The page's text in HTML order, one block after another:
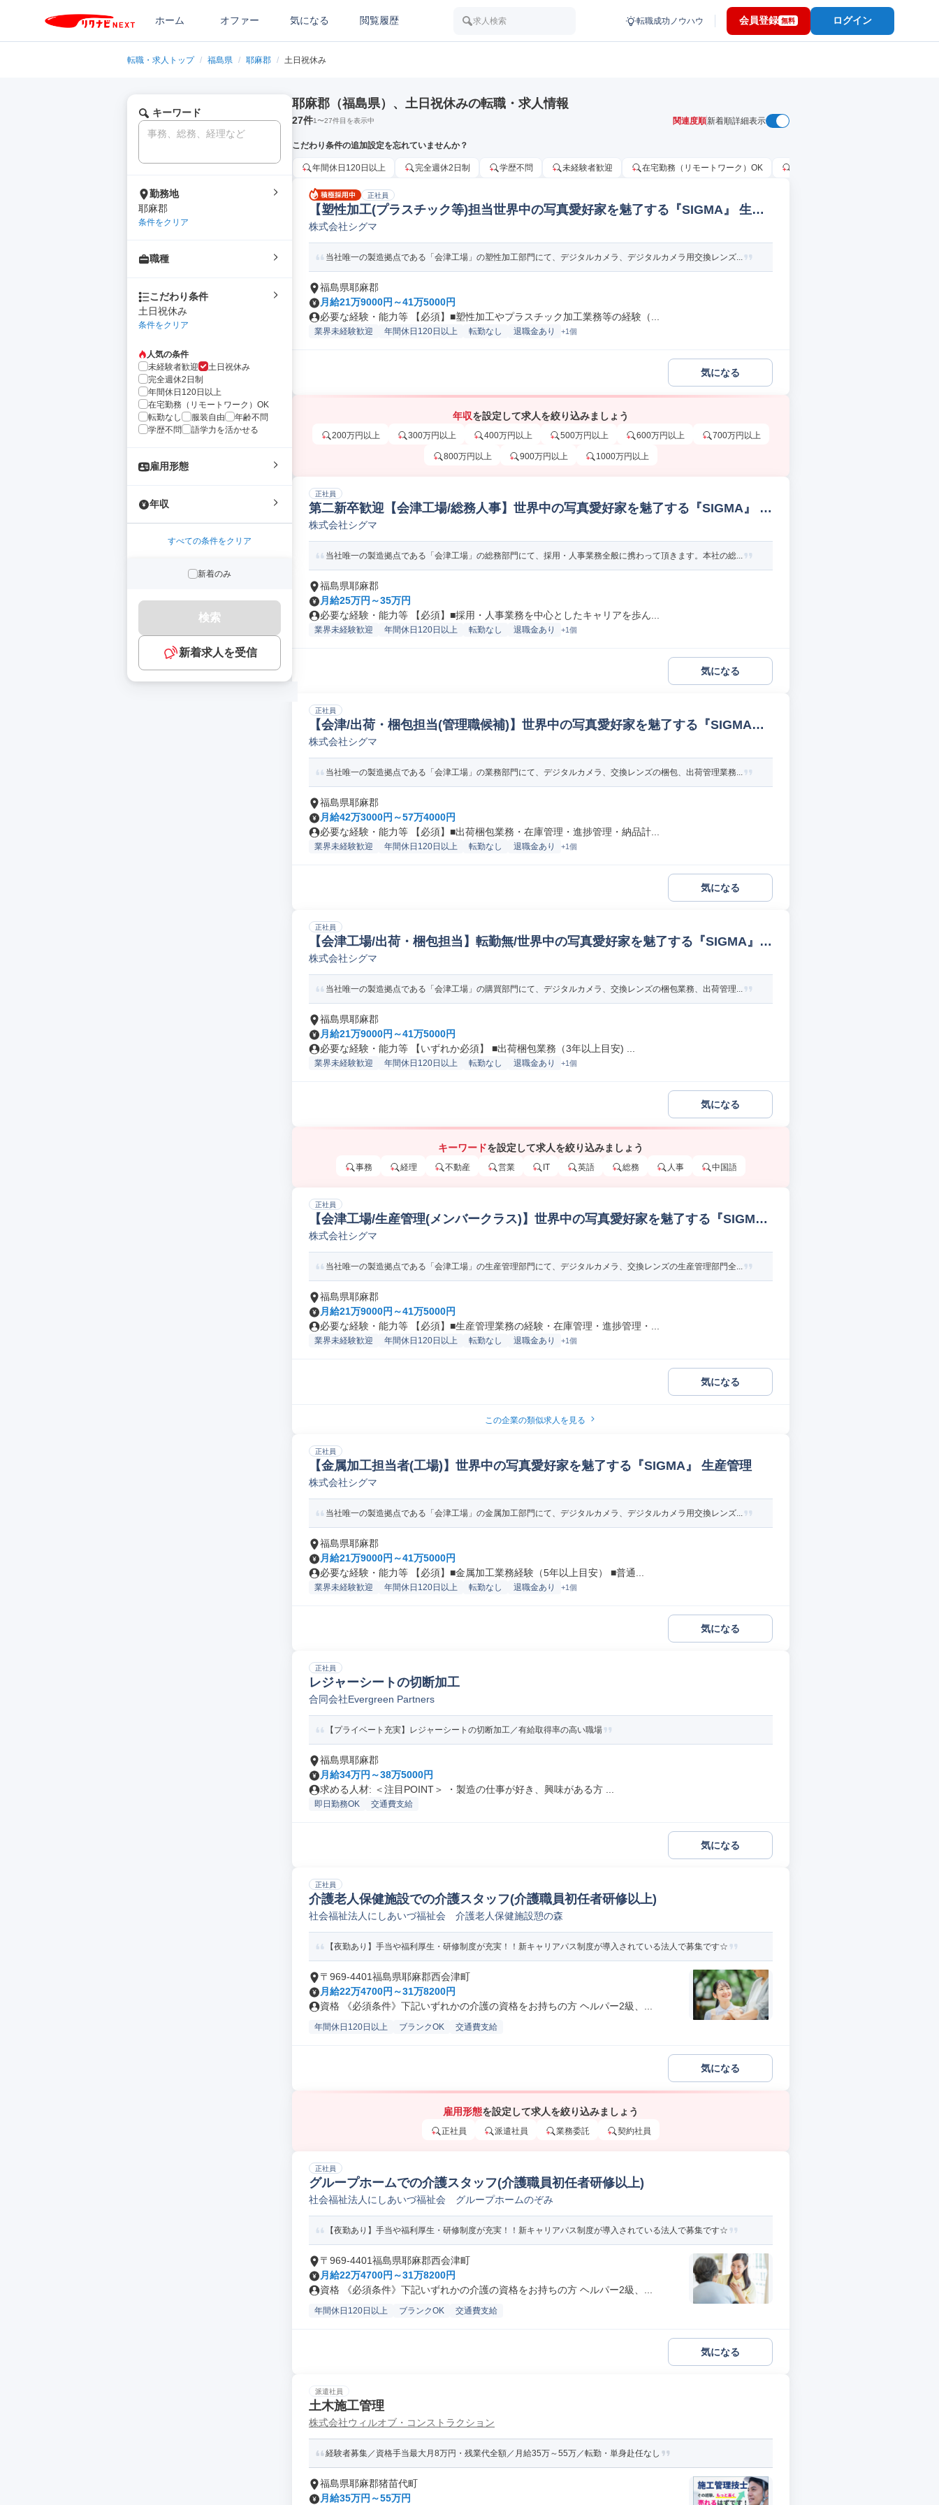
ホーム オファー 気になる 閲覧履歴 求人検索 転職成功ノウハウ 会員登録 無料 ログイン
転職・求人トップ / 福島県 / 耶麻郡 / 土日祝休み
キーワード
勤務地
耶麻郡
条件をクリア
職種
こだわり条件
土日祝休み
条件をクリア
人気の条件
未経験者歓迎
土日祝休み
完全週休2日制
年間休日120日以上
在宅勤務（リモートワーク）OK
転勤なし
服装自由
年齢不問
学歴不問
語学力を活かせる
雇用形態
年収
すべての条件をクリア
新着のみ
検索
新着求人を受信
耶麻郡（福島県）、土日祝休みの転職・求人情報
27件1〜27件目を表示中 関連度順新着順詳細表示
こだわり条件の追加設定を忘れていませんか？
年間休日120日以上 完全週休2日制 学歴不問 未経験者歓迎 在宅勤務（リモートワーク）OK
正社員
【塑性加工(プラスチック等)担当世界中の写真愛好家を魅了する『SIGMA』 生産
技術(鉄鋼/非鉄金属/金属製品)
株式会社シグマ
当社唯一の製造拠点である「会津工場」の塑性加工部門にて、デジタルカメラ、デジタルカメラ用交換レンズ...
福島県耶麻郡
月給21万9000円～41万5000円
必要な経験・能力等 【必須】■塑性加工やプラスチック加工業務等の経験（...
業界未経験歓迎 年間休日120日以上 転勤なし 退職金あり +1個
気になる
年収を設定して求人を絞り込みましょう
200万円以上 300万円以上 400万円以上 500万円以上 600万円以上 700万円以上
800万円以上 900万円以上 1000万円以上
正社員
第二新卒歓迎【会津工場/総務人事】世界中の写真愛好家を魅了する『SIGMA』 総
務
株式会社シグマ
当社唯一の製造拠点である「会津工場」の総務部門にて、採用・人事業務全般に携わって頂きます。本社の総...
福島県耶麻郡
月給25万円～35万円
必要な経験・能力等 【必須】■採用・人事業務を中心としたキャリアを歩ん...
業界未経験歓迎 年間休日120日以上 転勤なし 退職金あり +1個
気になる
正社員
【会津/出荷・梱包担当(管理職候補)】世界中の写真愛好家を魅了する『SIGMA』
物流運営管理
株式会社シグマ
当社唯一の製造拠点である「会津工場」の業務部門にて、デジタルカメラ、交換レンズの梱包、出荷管理業務...
福島県耶麻郡
月給42万3000円～57万4000円
必要な経験・能力等 【必須】■出荷梱包業務・在庫管理・進捗管理・納品計...
業界未経験歓迎 年間休日120日以上 転勤なし 退職金あり +1個
気になる
正社員
【会津工場/出荷・梱包担当】転勤無/世界中の写真愛好家を魅了する『SIGMA』
物流運営管理
株式会社シグマ
当社唯一の製造拠点である「会津工場」の購買部門にて、デジタルカメラ、交換レンズの梱包業務、出荷管理...
福島県耶麻郡
月給21万9000円～41万5000円
必要な経験・能力等 【いずれか必須】 ■出荷梱包業務（3年以上目安) ...
業界未経験歓迎 年間休日120日以上 転勤なし 退職金あり +1個
気になる
キーワードを設定して求人を絞り込みましょう
事務 経理 不動産 営業 IT 英語 総務 人事 中国語
正社員
【会津工場/生産管理(メンバークラス)】世界中の写真愛好家を魅了する『SIGM
A』 生産管理
株式会社シグマ
当社唯一の製造拠点である「会津工場」の生産管理部門にて、デジタルカメラ、交換レンズの生産管理部門全...
福島県耶麻郡
月給21万9000円～41万5000円
必要な経験・能力等 【必須】■生産管理業務の経験・在庫管理・進捗管理・...
業界未経験歓迎 年間休日120日以上 転勤なし 退職金あり +1個
気になる
この企業の類似求人を見る
正社員
【金属加工担当者(工場)】世界中の写真愛好家を魅了する『SIGMA』 生産管理
株式会社シグマ
当社唯一の製造拠点である「会津工場」の金属加工部門にて、デジタルカメラ、デジタルカメラ用交換レンズ...
福島県耶麻郡
月給21万9000円～41万5000円
必要な経験・能力等 【必須】■金属加工業務経験（5年以上目安） ■普通...
業界未経験歓迎 年間休日120日以上 転勤なし 退職金あり +1個
気になる
正社員
レジャーシートの切断加工
合同会社Evergreen Partners
【プライベート充実】レジャーシートの切断加工／有給取得率の高い職場
福島県耶麻郡
月給34万円～38万5000円
求める人材: ＜注目POINT＞ ・製造の仕事が好き、興味がある方 ...
即日勤務OK 交通費支給
気になる
正社員
介護老人保健施設での介護スタッフ(介護職員初任者研修以上)
社会福祉法人にしあいづ福祉会 介護老人保健施設憩の森
【夜勤あり】手当や福利厚生・研修制度が充実！！新キャリアパス制度が導入されている法人で募集です☆
〒969-4401福島県耶麻郡西会津町
月給22万4700円～31万8200円
資格 《必須条件》下記いずれかの介護の資格をお持ちの方 ヘルパー2級、...
年間休日120日以上 ブランクOK 交通費支給
気になる
雇用形態を設定して求人を絞り込みましょう
正社員 派遣社員 業務委託 契約社員
正社員
グループホームでの介護スタッフ(介護職員初任者研修以上)
社会福祉法人にしあいづ福祉会 グループホームのぞみ
【夜勤あり】手当や福利厚生・研修制度が充実！！新キャリアパス制度が導入されている法人で募集です☆
〒969-4401福島県耶麻郡西会津町
月給22万4700円～31万8200円
資格 《必須条件》下記いずれかの介護の資格をお持ちの方 ヘルパー2級、...
年間休日120日以上 ブランクOK 交通費支給
気になる
派遣社員
土木施工管理
株式会社ウィルオブ・コンストラクション
経験者募集／資格手当最大月8万円・残業代全額／月給35万～55万／転勤・単身赴任なし
福島県耶麻郡猪苗代町
月給35万円～55万円